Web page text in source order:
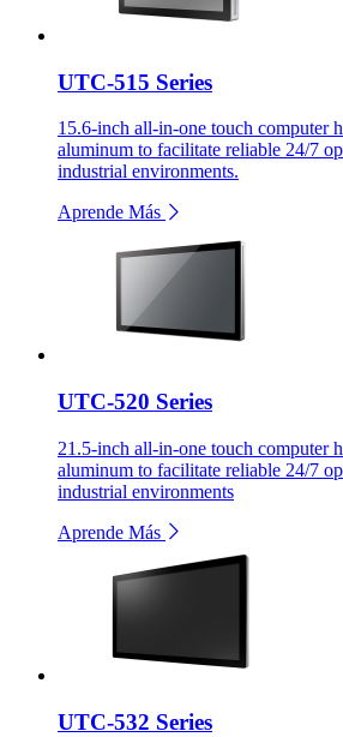
UTC-515 Series
15.6-inch all-in-one touch computer
aluminum to facilitate reliable 24/7
industrial environments.
Aprende Más
UTC-520 Series
21.5-inch all-in-one touch computer
aluminum to facilitate reliable 24/7
industrial environments
Aprende Más
UTC-532 Series